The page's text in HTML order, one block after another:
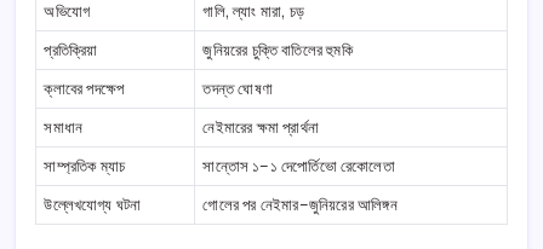
অভিযোগ
গালি, ল্যাং মারা, চড়
প্রতিক্রিয়া
জুনিয়রের চুক্তি বাতিলের হুমকি
ক্লাবের পদক্ষেপ
তদন্ত ঘোষণা
সমাধান
নেইমারের ক্ষমা প্রার্থনা
সাম্প্রতিক ম্যাচ
সান্তোস ১–১ দেপোর্তিভো রেকোলেতা
উল্লেখযোগ্য ঘটনা
গোলের পর নেইমার–জুনিয়রের আলিঙ্গন